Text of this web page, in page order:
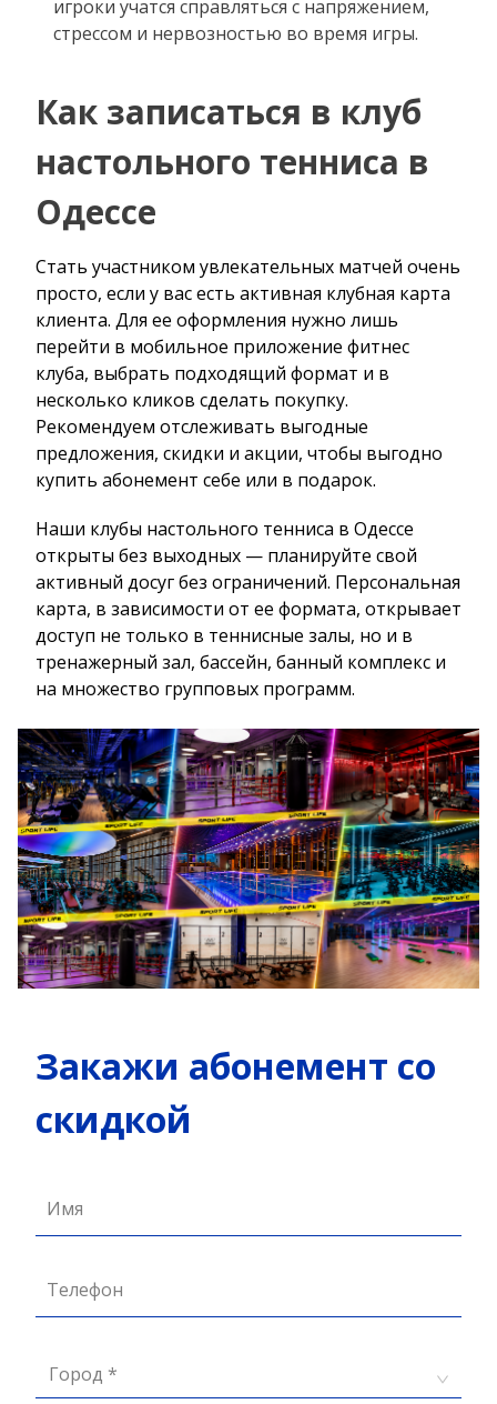
игроки учатся справляться с напряжением,
стрессом и нервозностью во время игры.
Как записаться в клуб
настольного тенниса в
Одессе
Стать участником увлекательных матчей очень
просто, если у вас есть активная клубная карта
клиента. Для ее оформления нужно лишь
перейти в мобильное приложение фитнес
клуба, выбрать подходящий формат и в
несколько кликов сделать покупку.
Рекомендуем отслеживать выгодные
предложения, скидки и акции, чтобы выгодно
купить абонемент себе или в подарок.
Наши клубы настольного тенниса в Одессе
открыты без выходных — планируйте свой
активный досуг без ограничений. Персональная
карта, в зависимости от ее формата, открывает
доступ не только в теннисные залы, но и в
тренажерный зал, бассейн, банный комплекс и
на множество групповых программ.
Закажи абонемент со
скидкой
Имя
Телефон
Город *